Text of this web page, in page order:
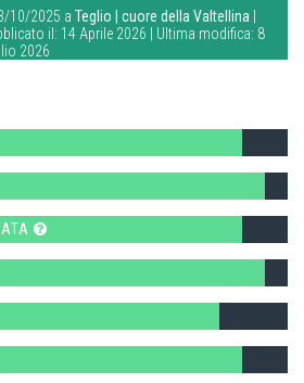
10/2025 a Teglio | cuore della Valtellina
il: 14 Aprile 2026 | Ultima modifica: 8
2026